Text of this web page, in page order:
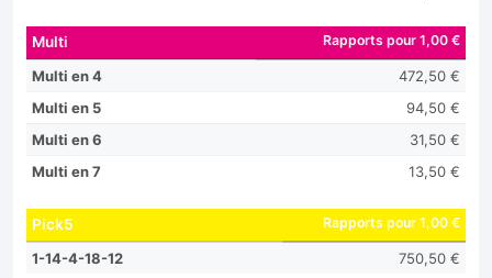
Multi Rapports pour 1,00 €
Multi en 4
472,50 €
Multi en 5
94,50 €
Multi en 6
31,50 €
Multi en 7
13,50 €
Pick5 Rapports pour 1,00 €
1-14-4-18-12 750,50 €